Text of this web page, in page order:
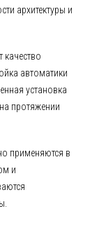
архитектуры и
качество
автоматики
установка
протяжении
применяются в
и